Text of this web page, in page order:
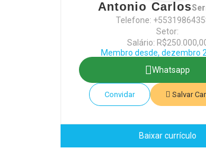
Antonio Carlos
Telefone:
Setor:
Salário:
Membro desde, dezembro
Whatsapp
Convidar Salvar
Baixar currículo